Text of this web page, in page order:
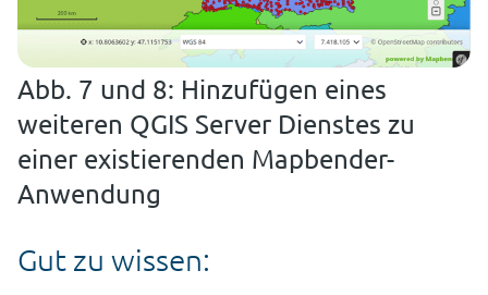
Abb. 7 und 8: Hinzufügen eines
weiteren QGIS Server Dienstes zu
einer existierenden Mapbender-
Anwendung
Gut zu wissen: